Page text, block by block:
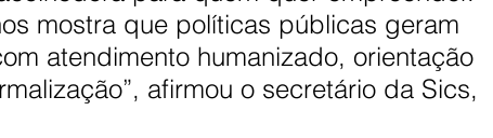
mostra que políticas públicas geram
atendimento humanizado, orientação
afirmou o secretário da Sics,